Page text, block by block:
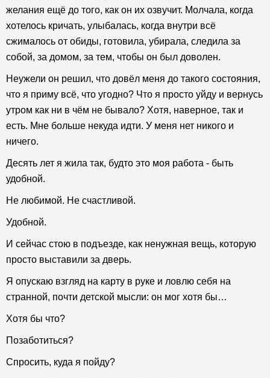
желания ещё до того, как он их озвучит. Молчала, когда
хотелось кричать, улыбалась, когда внутри всё
сжималось от обиды, готовила, убирала, следила за
собой, за домом, за тем, чтобы он был доволен.
Неужели он решил, что довёл меня до такого состояния,
что я приму всё, что угодно? Что я просто уйду и вернусь
утром как ни в чём не бывало? Хотя, наверное, так и
есть. Мне больше некуда идти. У меня нет никого и
ничего.
Десять лет я жила так, будто это моя работа - быть
удобной.
Не любимой. Не счастливой.
Удобной.
И сейчас стою в подъезде, как ненужная вещь, которую
просто выставили за дверь.
Я опускаю взгляд на карту в руке и ловлю себя на
странной, почти детской мысли: он мог хотя бы…
Хотя бы что?
Позаботиться?
Спросить, куда я пойду?